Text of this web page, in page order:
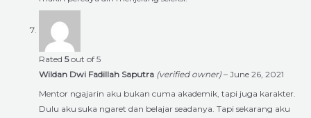
Rated 5out of 5
Wildan Dwi Fadillah Saputra (verified owner) – June 26, 2021
Mentor ngajarin aku bukan cuma akademik, tapi juga karakter.
Dulu aku suka ngaret dan belajar seadanya. Tapi sekarang aku